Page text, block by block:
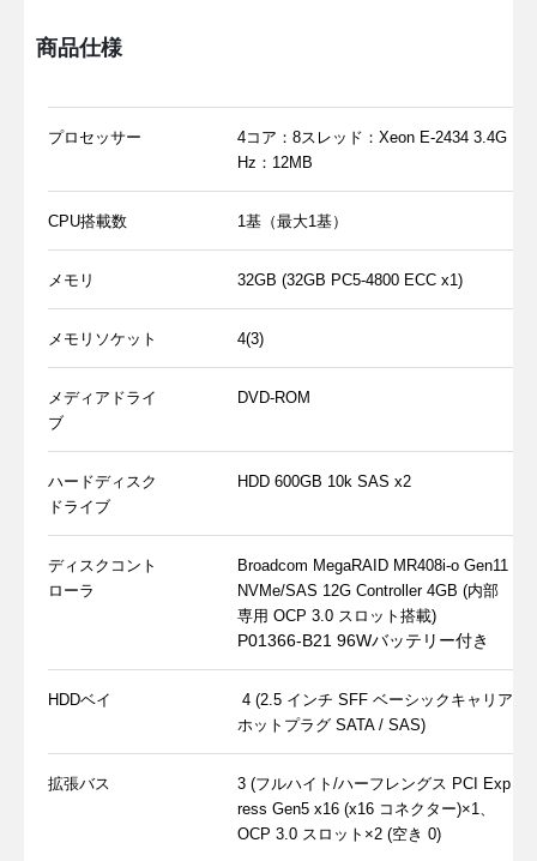
商品仕様
プロセッサー
4コア：8スレッド：Xeon E-2434 3.4G
Hz：12MB
CPU搭載数 1基（最大1基）
メモリ 32GB (32GB PC5-4800 ECC x1)
メモリソケット 4(3)
メディアドライ
ブ
DVD-ROM
ハードディスク
ドライブ
HDD 600GB 10k SAS x2
ディスクコント
ローラ
Broadcom MegaRAID MR408i-o Gen11
NVMe/SAS 12G Controller 4GB (内部
専用 OCP 3.0 スロット搭載)
P01366-B21 96Wバッテリー付き
HDDベイ
4 (2.5 インチ SFF ベーシックキャリア
ホットプラグ SATA / SAS)
拡張バス
3 (フルハイト/ハーフレングス PCI Exp
ress Gen5 x16 (x16 コネクター)×1、
OCP 3.0 スロット×2 (空き 0)